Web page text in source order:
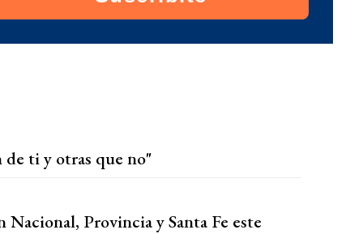
de ti y otras que no"
Provincia y Santa Fe este